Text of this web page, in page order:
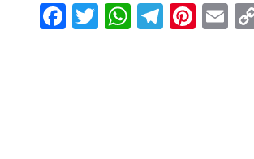
Facebook
Twitter
WhatsApp